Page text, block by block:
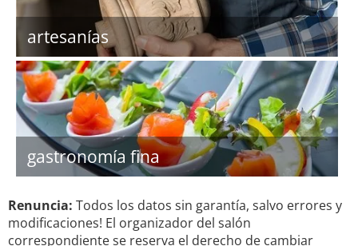
artesanías
gastronomía fina
Renuncia: Todos los datos sin garantía, salvo errores y
modificaciones! El organizador del salón
correspondiente se reserva el derecho de cambiar